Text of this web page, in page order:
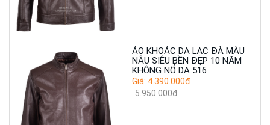
ÁO KHOÁC DA LẠC ĐÀ MÀU
NÂU SIÊU BỀN ĐẸP 10 NĂM
KHÔNG NỔ DA 516
Giá: 4.390.000đ
5.950.000đ